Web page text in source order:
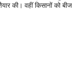
की। वहीं किसानों को